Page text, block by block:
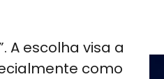
A escolha visa a
como